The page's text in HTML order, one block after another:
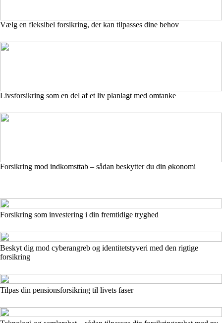
Vælg en fleksibel forsikring, der kan tilpasses dine behov
Livsforsikring som en del af et liv planlagt med omtanke
Forsikring mod indkomsttab – sådan beskytter du din økonomi
Forsikring som investering i din fremtidige tryghed
Beskyt dig mod cyberangreb og identitetstyveri med den rigtige
forsikring
Tilpas din pensionsforsikring til livets faser